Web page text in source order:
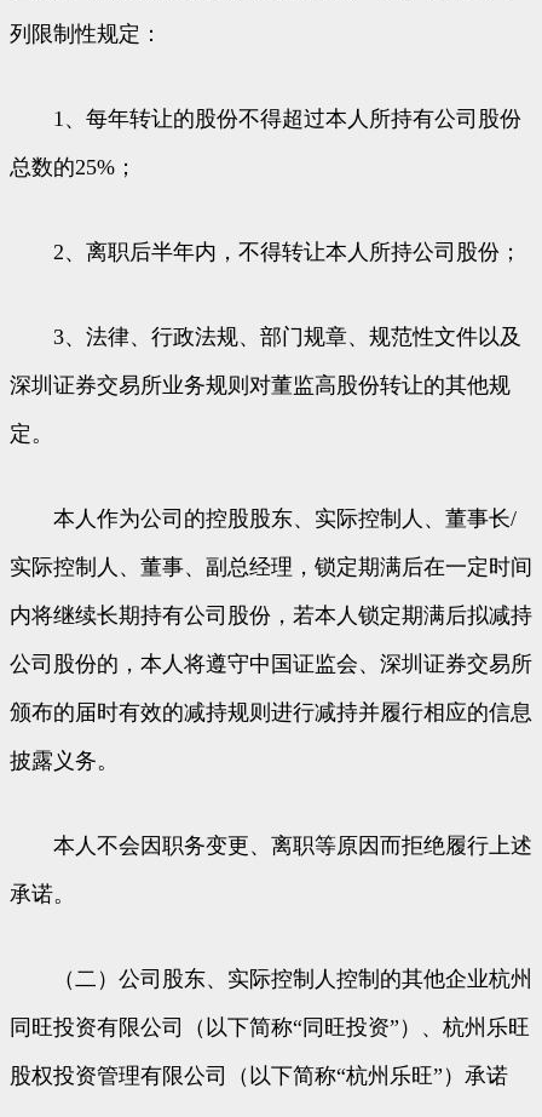
列限制性规定：
1、每年转让的股份不得超过本人所持有公司股份
总数的25%；
2、离职后半年内，不得转让本人所持公司股份；
3、法律、行政法规、部门规章、规范性文件以及
深圳证券交易所业务规则对董监高股份转让的其他规
定。
本人作为公司的控股股东、实际控制人、董事长/
实际控制人、董事、副总经理，锁定期满后在一定时间
内将继续长期持有公司股份，若本人锁定期满后拟减持
公司股份的，本人将遵守中国证监会、深圳证券交易所
颁布的届时有效的减持规则进行减持并履行相应的信息
披露义务。
本人不会因职务变更、离职等原因而拒绝履行上述
承诺。
（二）公司股东、实际控制人控制的其他企业杭州
同旺投资有限公司（以下简称“同旺投资”）、杭州乐旺
股权投资管理有限公司（以下简称“杭州乐旺”）承诺